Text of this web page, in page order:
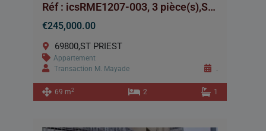
Réf : icsRME1207-003, 3 pièce(s),ST PRIEST
€245,000.00
69800,ST PRIEST
Appartement
Transaction M. Mayade
.
69 m2 2 1